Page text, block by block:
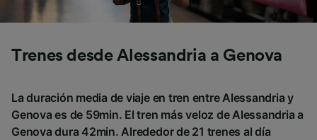
Trenes desde Alessandria a Genova
La duración media de viaje en tren entre Alessandria y
Genova es de 59min. El tren más veloz de Alessandria a
Genova dura 42min. Alrededor de 21 trenes al día